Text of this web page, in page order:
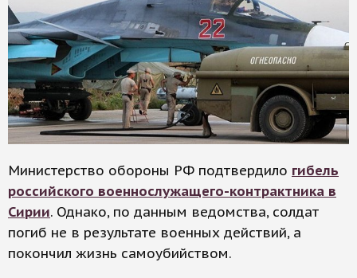
Министерство обороны РФ подтвердило гибель
российского военнослужащего-контрактника в
Сирии. Однако, по данным ведомства, солдат
погиб не в результате военных действий, а
покончил жизнь самоубийством.